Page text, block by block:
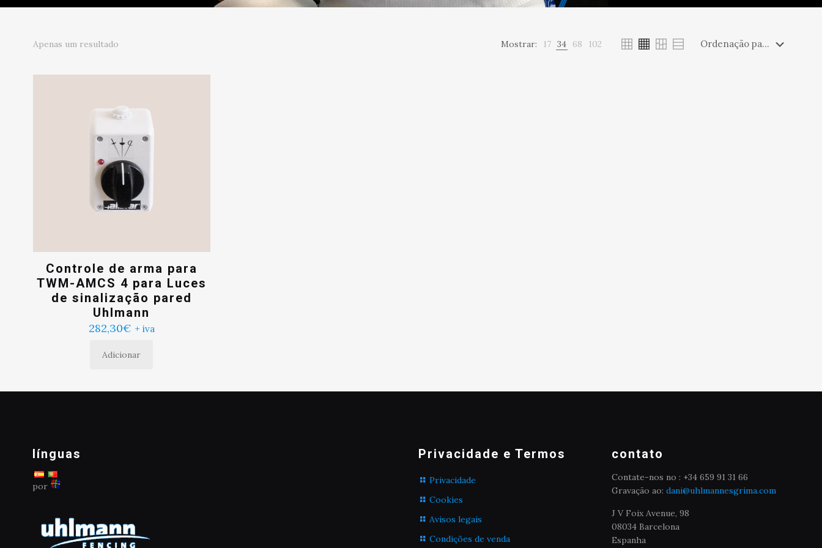
Apenas um resultado Mostrar: 17 34 68 102
Controle de arma para
TWM-AMCS 4 para Luces
de sinalização pared
Uhlmann
282,30€ + iva
Adicionar
línguas
por
Privacidade e Termos
Privacidade
Cookies
Avisos legais
Condições de venda
contato
Contate-nos no : +34 659 91 31 66
Gravação ao: dani@uhlmannesgrima.com
J V Foix Avenue, 98
08034 Barcelona
Espanha